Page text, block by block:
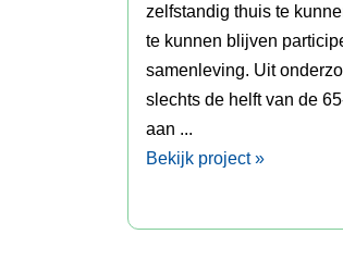
zelfstandig thuis te
te kunnen blijven
samenleving. Uit
slechts de helft van de
aan ...
Bekijk project »